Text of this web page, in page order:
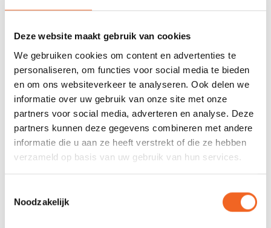
Deze website maakt gebruik van cookies
We gebruiken cookies om content en advertenties te
personaliseren, om functies voor social media te bieden
en om ons websiteverkeer te analyseren. Ook delen we
informatie over uw gebruik van onze site met onze
partners voor social media, adverteren en analyse. Deze
partners kunnen deze gegevens combineren met andere
informatie die u aan ze heeft verstrekt of die ze hebben
verzameld op basis van uw gebruik van hun services.
Noodzakelijk
BRACA PEDDELHOES
RACING
€65,00
BRACA KINETIC BLAD FC,
PER STUK
€135,00